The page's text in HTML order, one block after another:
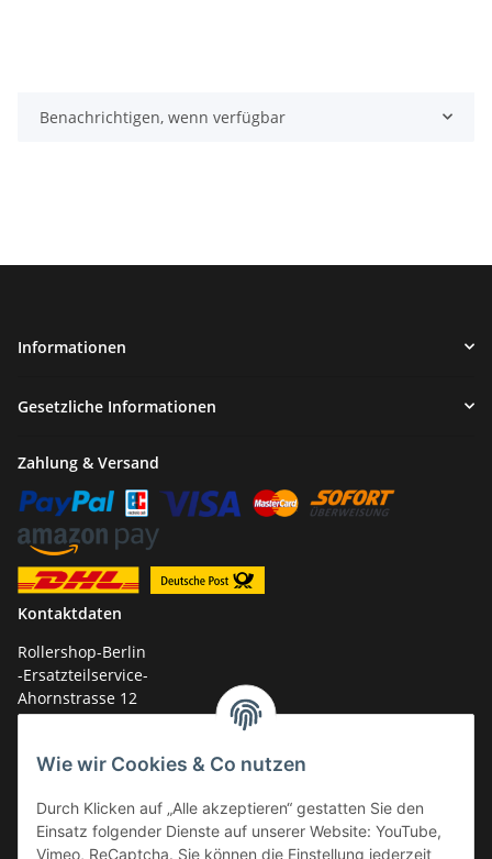
Wie wir Cookies & Co nutzen
Durch Klicken auf „Alle akzeptieren“ gestatten Sie den
Einsatz folgender Dienste auf unserer Website: YouTube,
Vimeo, ReCaptcha. Sie können die Einstellung jederzeit
Benachrichtigen, wenn verfügbar
Informationen
Gesetzliche Informationen
Zahlung & Versand
Kontaktdaten
Rollershop-Berlin
-Ersatzteilservice-
Ahornstrasse 12
14959 Trebbin
Tel.: +49 (0)33731-289 975 (10-17 Uhr)